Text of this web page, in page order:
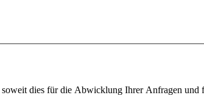
dies für die Abwicklung Ihrer Anfragen